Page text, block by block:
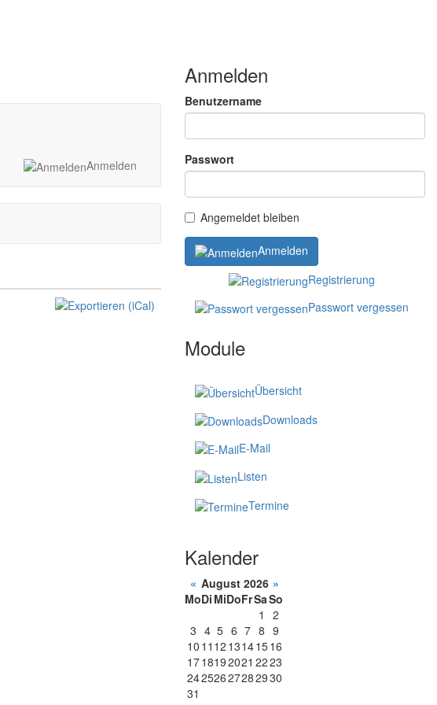
Anmelden
Anmelden
Benutzername
Passwort
Angemeldet bleiben
Anmelden
Registrierung
Passwort vergessen
Module
Übersicht
Downloads
E-Mail
Listen
Termine
Kalender
« August 2026 »
MoDi MiDoFrSaSo
1
2
3 4 5 6 7 8 9
10 11 12 13141516
1718192021 2223
24252627282930
31